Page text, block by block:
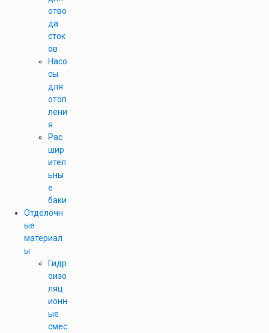
отво
да
сток
ов
Насо
сы
для
отоп
лени
я
Рас
шир
ител
ьны
е
баки
Отделочн
ые
материал
ы
Гидр
оизо
ляц
ионн
ые
смес